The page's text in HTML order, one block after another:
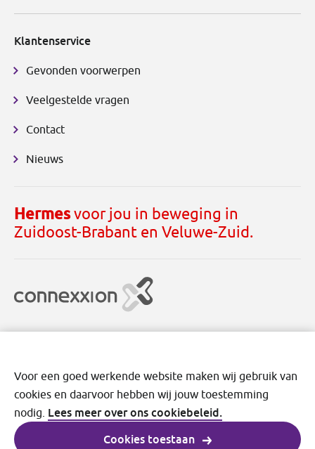
Klantenservice
Gevonden voorwerpen
Veelgestelde vragen
Contact
Nieuws
Hermesvoor jou in beweging in
Zuidoost-Brabant en Veluwe-Zuid.
Disclaimer Cookies Privacy Voorwaarden
Voor een goed werkende website maken wij gebruik van
cookies en daarvoor hebben wij jouw toestemming
nodig. Lees meer over ons cookiebeleid.
Cookies toestaan